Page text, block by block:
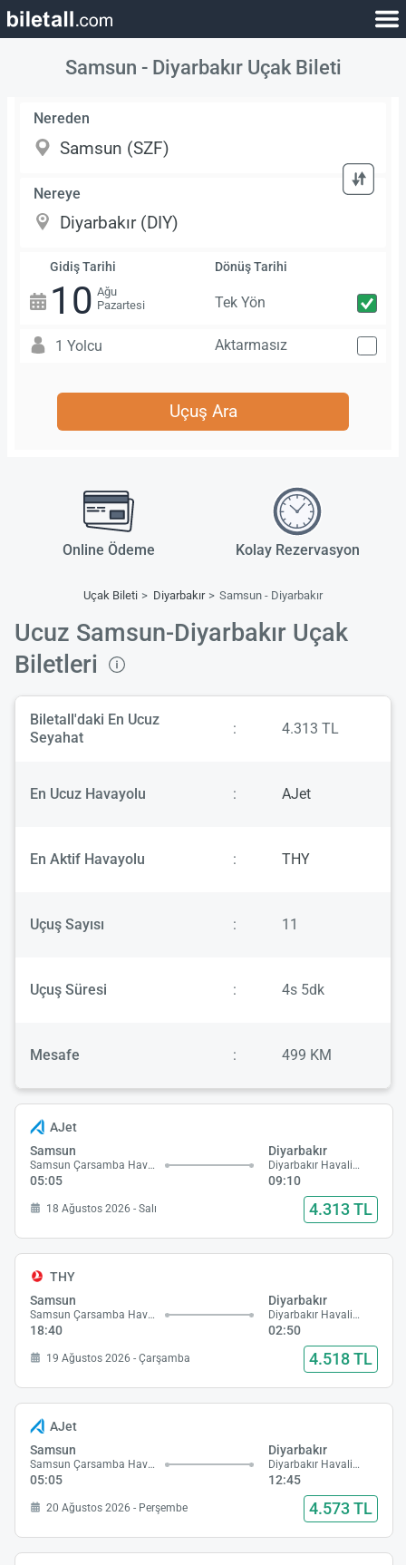
Samsun - Diyarbakır Uçak Bileti
Nereden
Nereye
Gidiş Tarihi
10 Ağu
Pazartesi
Dönüş Tarihi
Tek Yön
1 Yolcu Aktarmasız
Uçuş Ara
Online Ödeme Kolay Rezervasyon
Uçak Bileti Diyarbakır Samsun - Diyarbakır
Ucuz Samsun-Diyarbakır Uçak
Biletleri
Biletall'daki En Ucuz
Seyahat
: 4.313 TL
En Ucuz Havayolu : AJet
En Aktif Havayolu : THY
Uçuş Sayısı : 11
Uçuş Süresi : 4s 5dk
Mesafe : 499 KM
AJet
Samsun
Samsun Çarsamba Havalimanı
05:05
Diyarbakır
Diyarbakır Havalimanı
09:10
18 Ağustos 2026 - Salı 4.313 TL
THY
Samsun
Samsun Çarsamba Havalimanı
18:40
Diyarbakır
Diyarbakır Havalimanı
02:50
19 Ağustos 2026 - Çarşamba 4.518 TL
AJet
Samsun
Samsun Çarsamba Havalimanı
05:05
Diyarbakır
Diyarbakır Havalimanı
12:45
20 Ağustos 2026 - Perşembe 4.573 TL